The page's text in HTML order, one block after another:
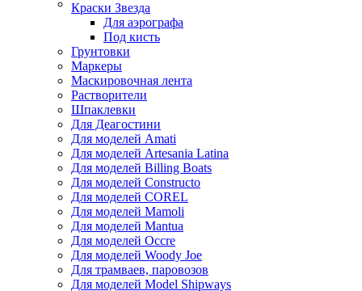
Краски Звезда
Для аэрографа
Под кисть
Грунтовки
Маркеры
Маскировочная лента
Растворители
Шпаклевки
Для Деагостини
Для моделей Amati
Для моделей Artesania Latina
Для моделей Billing Boats
Для моделей Constructo
Для моделей COREL
Для моделей Mamoli
Для моделей Mantua
Для моделей Occre
Для моделей Woody Joe
Для трамваев, паровозов
Для моделей Model Shipways